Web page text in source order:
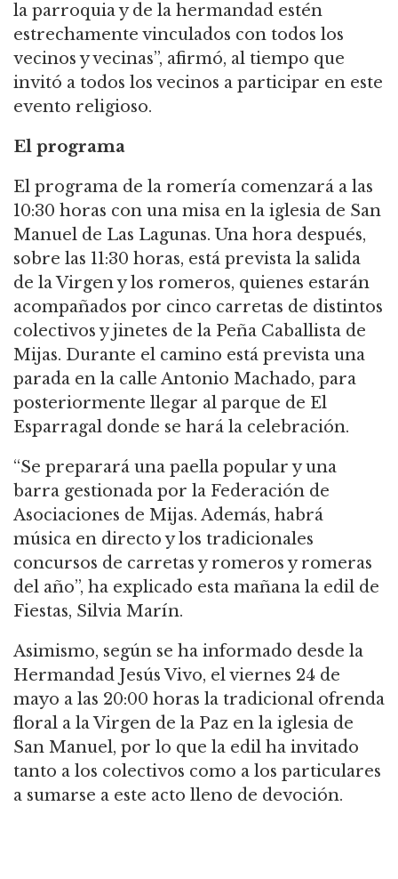
la parroquia y de la hermandad estén
estrechamente vinculados con todos los
vecinos y vecinas”, afirmó, al tiempo que
invitó a todos los vecinos a participar en este
evento religioso.
El programa
El programa de la romería comenzará a las
10:30 horas con una misa en la iglesia de San
Manuel de Las Lagunas. Una hora después,
sobre las 11:30 horas, está prevista la salida
de la Virgen y los romeros, quienes estarán
acompañados por cinco carretas de distintos
colectivos y jinetes de la Peña Caballista de
Mijas. Durante el camino está prevista una
parada en la calle Antonio Machado, para
posteriormente llegar al parque de El
Esparragal donde se hará la celebración.
“Se preparará una paella popular y una
barra gestionada por la Federación de
Asociaciones de Mijas. Además, habrá
música en directo y los tradicionales
concursos de carretas y romeros y romeras
del año”, ha explicado esta mañana la edil de
Fiestas, Silvia Marín.
Asimismo, según se ha informado desde la
Hermandad Jesús Vivo, el viernes 24 de
mayo a las 20:00 horas la tradicional ofrenda
floral a la Virgen de la Paz en la iglesia de
San Manuel, por lo que la edil ha invitado
tanto a los colectivos como a los particulares
a sumarse a este acto lleno de devoción.